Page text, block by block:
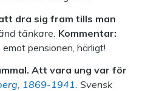
dra sig fram tills man
tänkare. Kommentar:
pensionen, härligt!
Att vara ung var för
1869-1941. Svensk